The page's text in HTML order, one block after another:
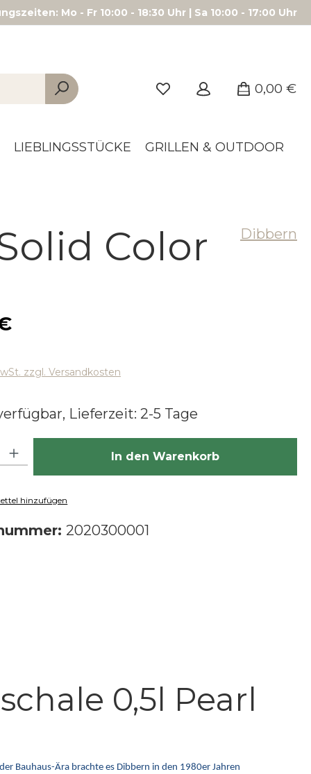
Mo - Fr 10:00 - 18:30 Uhr | Sa 10:00 - 17:00 Uhr
0,00 €
LIEBLINGSSTÜCKE GRILLEN & OUTDOOR
Color Dibbern
zzgl. Versandkosten
Lieferzeit: 2-5 Tage
Gib den gewünschten Wert ein oder benutze die
In den Warenkorb
hinzufügen
2020300001
0,5l Pearl
Bauhaus-Ära brachte es Dibbern in den 1980er Jahren